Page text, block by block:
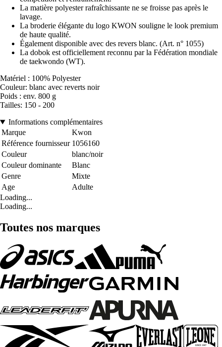
La matière polyester rafraîchissante ne se froisse pas après le
lavage.
La broderie élégante du logo KWON souligne le look premium
de haute qualité.
Également disponible avec des revers blanc. (Art. n° 1055)
La dobok est officiellement reconnu par la Fédération mondiale
de taekwondo (WT).
Matériel : 100% Polyester
Couleur: blanc avec reverts noir
Poids : env. 800 g
Tailles: 150 - 200
Informations complémentaires
Marque
Kwon
Référence fournisseur 1056160
Couleur
blanc/noir
Couleur dominante
Blanc
Genre
Mixte
Age
Adulte
Loading...
Loading...
Toutes nos marques